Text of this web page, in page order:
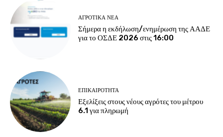
ΑΓΡΟΤΙΚΆ ΝΈΑ
Σήμερα η εκδήλωση/ενημέρωση της ΑΑΔΕ
για το ΟΣΔΕ 2026 στις 16:00
ΕΠΙΚΑΙΡΌΤΗΤΑ
Εξελίξεις στους νέους αγρότες του μέτρου
6.1 για πληρωμή